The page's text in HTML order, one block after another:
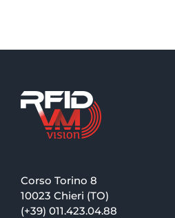
Corso Torino 8
10023 Chieri (TO)
(+39) 011.423.04.88